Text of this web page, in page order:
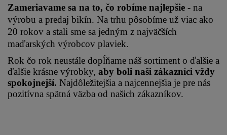
Zameriavame sa na to, čo robíme najlepšie - na
výrobu a predaj bikín. Na trhu pôsobíme už viac ako
20 rokov a stali sme sa jedným z najväčších
maďarských výrobcov plaviek.
Rok čo rok neustále dopĺňame náš sortiment o ďalšie a
ďalšie krásne výrobky, aby boli naši zákazníci vždy
spokojnejší. Najdôležitejšia a najcennejšia je pre nás
pozitívna spätná väzba od našich zákazníkov.